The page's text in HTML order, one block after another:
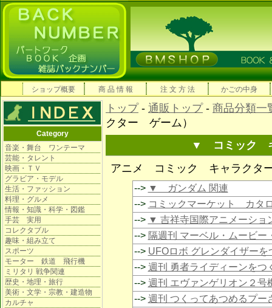
ショップ概要 商 品 情 報 注 文 方 法 かごの中身
Category
音楽・舞台 ワンテーマ
芸能・タレント
映画・ＴＶ
グラビア・モデル
生活・ファッション
料理・グルメ
情報・知識・科学・図鑑
手芸 実用
コレクタブル
趣味・組み立て
スポーツ
モーター 鉄道 飛行機
ミリタリ 戦争関連
歴史・地理・旅行
美術・文学・宗教・建造物
カルチャ
トップ- 通販トップ- 商品分類一
クター ゲーム）
▼ コミック
アニメ コミック キャラク
--> ▼ ガンダム 関連
--> コミックマーケット カタ
--> ▼ 吉祥寺国際アニメーショ
--> 隔週刊 マーベル・ムービー
--> UFOロボ グレンダイザーを
--> 週刊 勇者ライディーンをつ
--> 週刊 エヴァンゲリオン２号
--> 週刊 つくってあつめるプー